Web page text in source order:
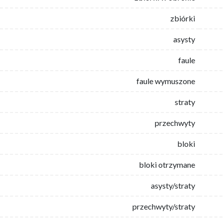
zbiórki
asysty
faule
faule wymuszone
straty
przechwyty
bloki
bloki otrzymane
asysty/straty
przechwyty/straty